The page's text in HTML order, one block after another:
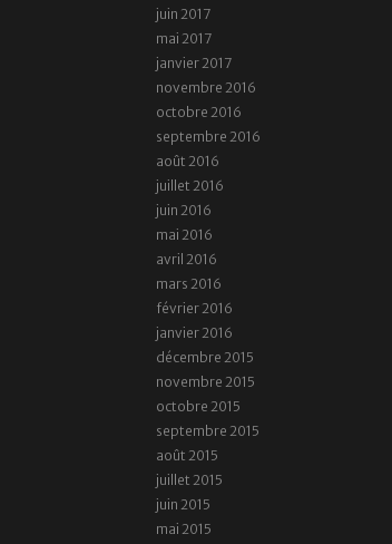
juin 2017
mai 2017
janvier 2017
novembre 2016
octobre 2016
septembre 2016
août 2016
juillet 2016
juin 2016
mai 2016
avril 2016
mars 2016
février 2016
janvier 2016
décembre 2015
novembre 2015
octobre 2015
septembre 2015
août 2015
juillet 2015
juin 2015
mai 2015